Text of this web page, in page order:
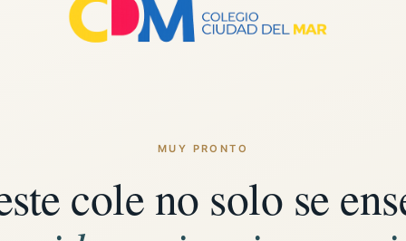
MUY PRONTO
cole no solo se